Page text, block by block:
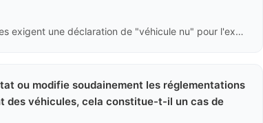
C'est absolument interdit. Les douanes chinoises exigent une déclaration de "véhicule nu" pour l'exportation de voitures d'occasion. Si des marchandises non déclarées sont trouvées à l'intérieur, cela peut entraîner une saisie du véhicule, un retard d'expédition, voire des accusations de contrebande. Nous refusons toute demande de transport de marchandises.
ou modifie soudainement les réglementations
des véhicules, cela constitue-t-il un cas de